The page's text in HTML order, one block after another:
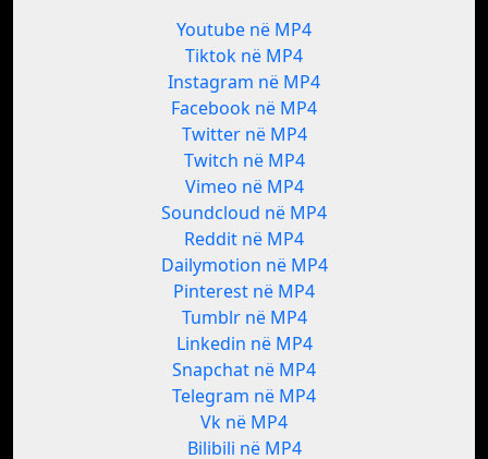
Youtube në MP4
Tiktok në MP4
Instagram në MP4
Facebook në MP4
Twitter në MP4
Twitch në MP4
Vimeo në MP4
Soundcloud në MP4
Reddit në MP4
Dailymotion në MP4
Pinterest në MP4
Tumblr në MP4
Linkedin në MP4
Snapchat në MP4
Telegram në MP4
Vk në MP4
Bilibili në MP4